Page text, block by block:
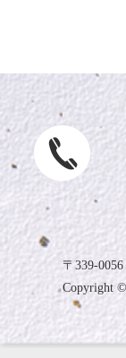
〒339-
Copyright